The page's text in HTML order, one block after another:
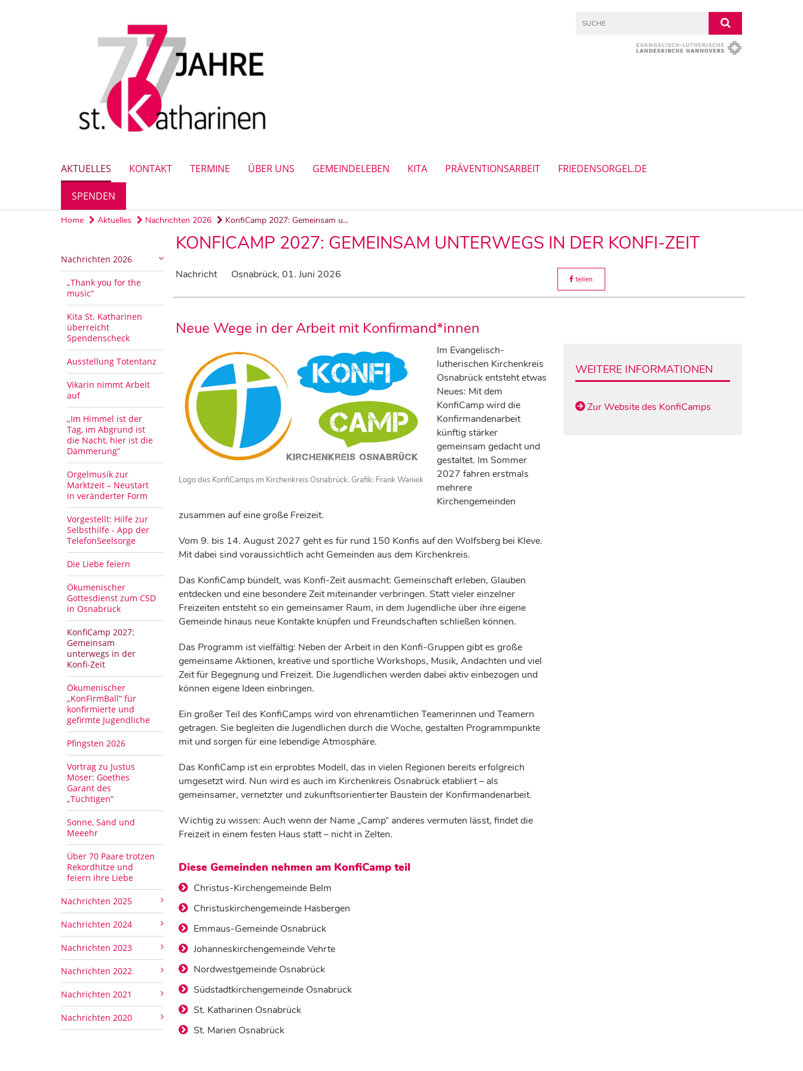
AKTUELLES KONTAKT TERMINE ÜBER UNS GEMEINDELEBEN KITA PRÄVENTIONSARBEIT FRIEDENSORGEL.DE
SPENDEN
Home Aktuelles Nachrichten 2026 KonfiCamp 2027: Gemeinsam u...
Nachrichten 2026
„Thank you for the
music“
Kita St. Katharinen
überreicht
Spendenscheck
Ausstellung Totentanz
Vikarin nimmt Arbeit
auf
„Im Himmel ist der
Tag, im Abgrund ist
die Nacht, hier ist die
Dämmerung“
Orgelmusik zur
Marktzeit – Neustart
in veränderter Form
Vorgestellt: Hilfe zur
Selbsthilfe - App der
TelefonSeelsorge
Die Liebe feiern
Ökumenischer
Gottesdienst zum CSD
in Osnabrück
KonfiCamp 2027:
Gemeinsam
unterwegs in der
Konfi-Zeit
Ökumenischer
„KonFirmBall“ für
konfirmierte und
gefirmte Jugendliche
Pfingsten 2026
Vortrag zu Justus
Möser: Goethes
Garant des
„Tüchtigen“
Sonne, Sand und
Meeehr
Über 70 Paare trotzen
Rekordhitze und
feiern ihre Liebe
Nachrichten 2025
Nachrichten 2024
Nachrichten 2023
Nachrichten 2022
Nachrichten 2021
Nachrichten 2020
KONFICAMP 2027: GEMEINSAM UNTERWEGS IN DER KONFI-ZEIT
Nachricht Osnabrück, 01. Juni 2026 teilen
Neue Wege in der Arbeit mit Konfirmand*innen
Logo des KonfiCamps im Kirchenkreis Osnabrück. Grafik: Frank Waniek
Im Evangelisch-
lutherischen Kirchenkreis
Osnabrück entsteht etwas
Neues: Mit dem
KonfiCamp wird die
Konfirmandenarbeit
künftig stärker
gemeinsam gedacht und
gestaltet. Im Sommer
2027 fahren erstmals
mehrere
Kirchengemeinden
zusammen auf eine große Freizeit.
Vom 9. bis 14. August 2027 geht es für rund 150 Konfis auf den Wolfsberg bei Kleve.
Mit dabei sind voraussichtlich acht Gemeinden aus dem Kirchenkreis.
Das KonfiCamp bündelt, was Konfi-Zeit ausmacht: Gemeinschaft erleben, Glauben
entdecken und eine besondere Zeit miteinander verbringen. Statt vieler einzelner
Freizeiten entsteht so ein gemeinsamer Raum, in dem Jugendliche über ihre eigene
Gemeinde hinaus neue Kontakte knüpfen und Freundschaften schließen können.
Das Programm ist vielfältig: Neben der Arbeit in den Konfi-Gruppen gibt es große
gemeinsame Aktionen, kreative und sportliche Workshops, Musik, Andachten und viel
Zeit für Begegnung und Freizeit. Die Jugendlichen werden dabei aktiv einbezogen und
können eigene Ideen einbringen.
Ein großer Teil des KonfiCamps wird von ehrenamtlichen Teamerinnen und Teamern
getragen. Sie begleiten die Jugendlichen durch die Woche, gestalten Programmpunkte
mit und sorgen für eine lebendige Atmosphäre.
Das KonfiCamp ist ein erprobtes Modell, das in vielen Regionen bereits erfolgreich
umgesetzt wird. Nun wird es auch im Kirchenkreis Osnabrück etabliert – als
gemeinsamer, vernetzter und zukunftsorientierter Baustein der Konfirmandenarbeit.
Wichtig zu wissen: Auch wenn der Name „Camp“ anderes vermuten lässt, findet die
Freizeit in einem festen Haus statt – nicht in Zelten.
Diese Gemeinden nehmen am KonfiCamp teil
Christus-Kirchengemeinde Belm
Christuskirchengemeinde Hasbergen
Emmaus-Gemeinde Osnabrück
Johanneskirchengemeinde Vehrte
Nordwestgemeinde Osnabrück
Südstadtkirchengemeinde Osnabrück
St. Katharinen Osnabrück
St. Marien Osnabrück
WEITERE INFORMATIONEN
Zur Website des KonfiCamps